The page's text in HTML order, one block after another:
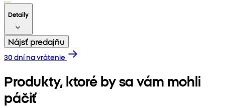
Detaily
Nájsť predajňu
30 dní na vrátenie
Produkty, ktoré by sa vám mohli
páčiť